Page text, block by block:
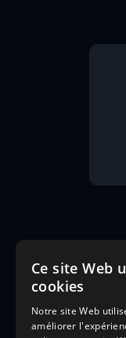
Ce site Web
cookies
Notre site Web
améliorer